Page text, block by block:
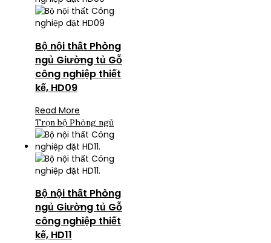
Bộ nội thất Phòng
ngủ Giường tủ Gỗ
công nghiệp thiết
kế, HD09
Read More
Trọn bộ Phòng ngủ
Bộ nội thất Phòng
ngủ Giường tủ Gỗ
công nghiệp thiết
kế, HD11